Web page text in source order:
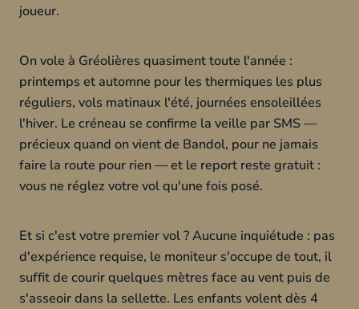
joueur.
On vole à Gréolières quasiment toute l'année :
printemps et automne pour les thermiques les plus
réguliers, vols matinaux l'été, journées ensoleillées
l'hiver. Le créneau se confirme la veille par SMS —
précieux quand on vient de Bandol, pour ne jamais
faire la route pour rien — et le report reste gratuit :
vous ne réglez votre vol qu'une fois posé.
Et si c'est votre premier vol ? Aucune inquiétude : pas
d'expérience requise, le moniteur s'occupe de tout, il
suffit de courir quelques mètres face au vent puis de
s'asseoir dans la sellette. Les enfants volent dès 4